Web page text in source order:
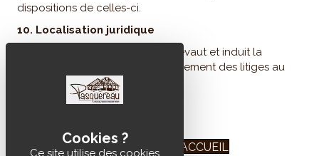
dispositions de celles-ci.
10. Localisation juridique
La localisation de l'entreprise prévaut et induit la
localisation juridique pour le règlement des litiges au
tribunal de commerce de Niort.
RETOUR À L'ACCUEIL
Ce site utilise des cookies